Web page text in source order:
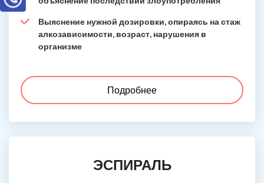
Выяснение нужной дозировки, опираясь на стаж
алкозависимости, возраст, нарушения в
организме
Подробнее
ЭСПИРАЛЬ